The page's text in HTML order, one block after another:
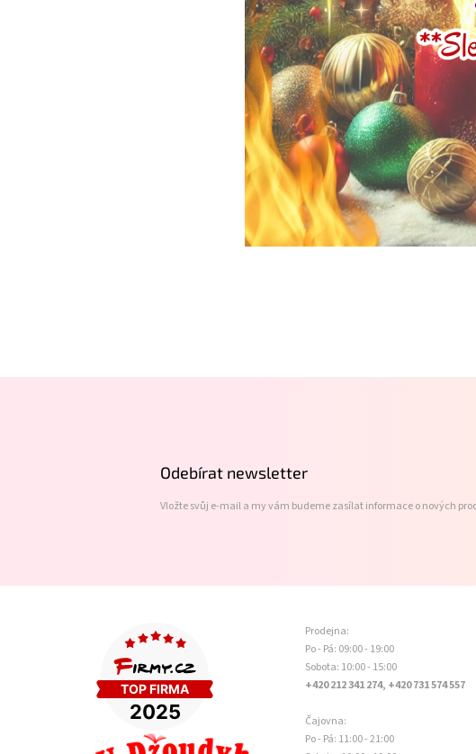
Odebírat newsletter
Vložte svůj e-mail a my vám budeme zasílat informace o nových
Prodejna:
Po - Pá: 09:00 - 19:00
Sobota: 10:00 - 15:00
+420 212 341 274, +420 731 574 557
Čajovna:
Po - Pá: 11:00 - 21:00